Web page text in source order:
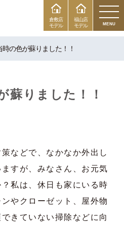
福山店
モデル
倉敷店
モデル
MENU
時の色が蘇りました！！
蘇りました！！
などで、なかなか外出し
すが、みなさん、お元気
私は、休日も家にいる時
やクローゼット、屋外物
きていない掃除などに向